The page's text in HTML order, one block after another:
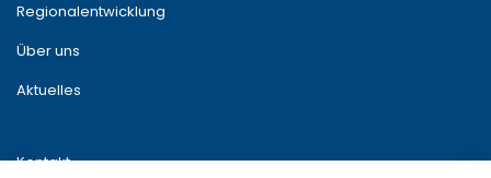
Regionalentwicklung
Über uns
Aktuelles
Kontakt